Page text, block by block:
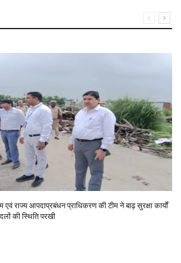
एवं राज्य आपदाप्रबंधन प्राधिकरण की टीम ने बाढ़ सुरक्षा कार्यों
की स्थिति परखी